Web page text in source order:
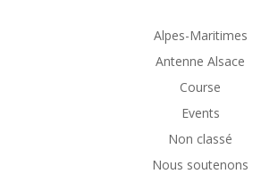
Alpes-Maritimes
Antenne Alsace
Course
Events
Non classé
Nous soutenons